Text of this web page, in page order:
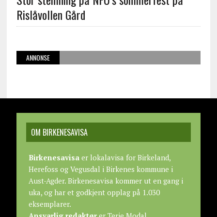
Rislåvollen Gård
ANNONSE
OM BIRKENESAVISA
Birkenesavisaer lokalavisa for Birkeland,
Herefoss og Vegusdal i Birkenes kommune i
Aust-Agder. Birkenesavisa kommer ut en gang i
uka, og har et godkjent opplag på 1.030
eksemplarer.